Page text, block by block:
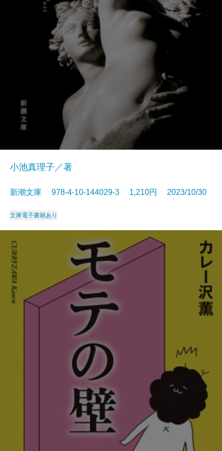
小池真理子／著
新潮文庫 978-4-10-144029-3 1,210円 2023/10/30
文庫電子書籍あり